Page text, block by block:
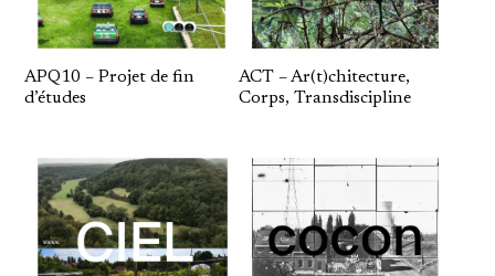
APQ10 – Projet de fin
d’études
ACT – Ar(t)chitecture,
Corps, Transdiscipline